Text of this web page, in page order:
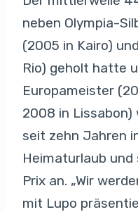
neben Olympia-
(2005 in Kairo)
Rio) geholt hatte
Europameister
2008 in
seit zehn Jahren
Heimaturlaub und
Prix an. „Wir
mit Lupo